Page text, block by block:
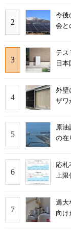
今後
会と
テス
日
外壁
ザワ
原油
の在
応
上限
過大
向け